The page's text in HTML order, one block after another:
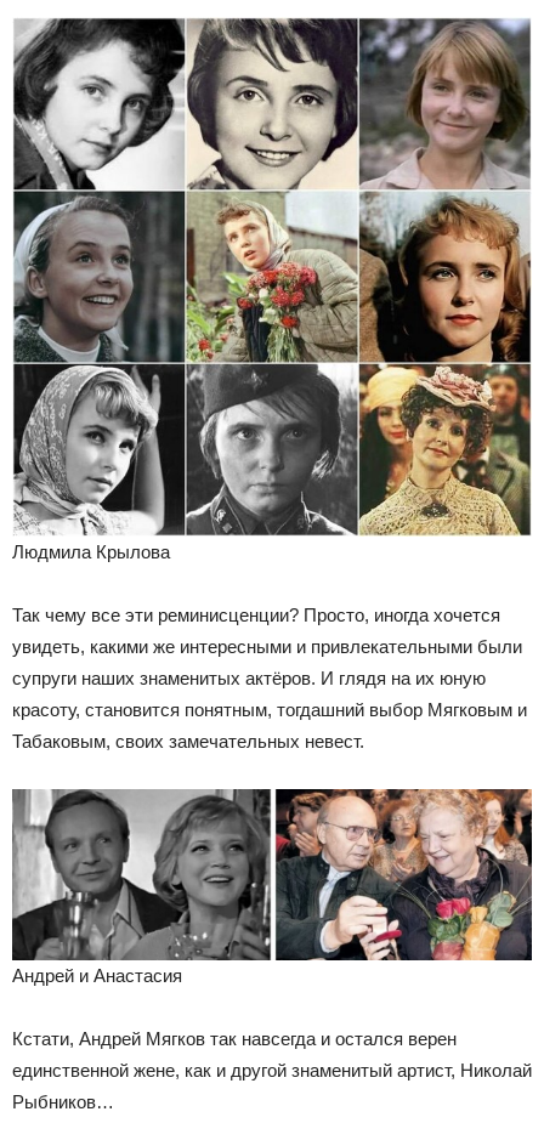
Людмила Крылова
Так чему все эти реминисценции? Просто, иногда хочется
увидеть, какими же интересными и привлекательными были
супруги наших знаменитых актёров. И глядя на их юную
красоту, становится понятным, тогдашний выбор Мягковым и
Табаковым, своих замечательных невест.
Андрей и Анастасия
Кстати, Андрей Мягков так навсегда и остался верен
единственной жене, как и другой знаменитый артист, Николай
Рыбников…